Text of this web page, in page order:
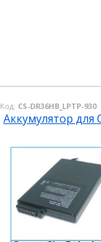
Код: CS-DR36HB_LPTP-930
Аккумулятор для